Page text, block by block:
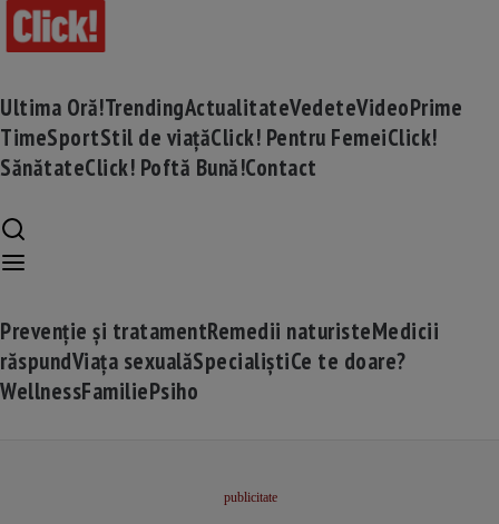
Ultima Oră!TrendingActualitateVedeteVideoPrime
TimeSportStil de viațăClick! Pentru FemeiClick!
SănătateClick! Poftă Bună!Contact
Prevenție și tratamentRemedii naturisteMedicii
răspundViața sexualăSpecialiștiCe te doare?
WellnessFamiliePsiho